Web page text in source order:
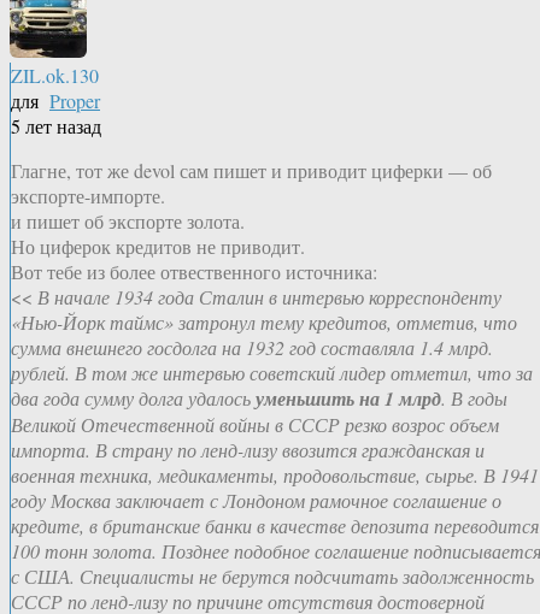
ZIL.ok.130
для Proper
5 лет назад
Глагне, тот же devol сам пишет и приводит циферки — об
экспорте-импорте.
и пишет об экспорте золота.
Но циферок кредитов не приводит.
Вот тебе из более отвественного источника:
<< В начале 1934 года Сталин в интервью корреспонденту
«Нью-Йорк таймс» затронул тему кредитов, отметив, что
сумма внешнего госдолга на 1932 год составляла 1.4 млрд.
рублей. В том же интервью советский лидер отметил, что за
два года сумму долга удалосьуменьшить на 1 млрд. В годы
Великой Отечественной войны в СССР резко возрос объем
импорта. В страну по ленд-лизу ввозится гражданская и
военная техника, медикаменты, продовольствие, сырье. В 1941
году Москва заключает с Лондоном рамочное соглашение о
кредите, в британские банки в качестве депозита переводится
100 тонн золота. Позднее подобное соглашение подписывается
с США. Специалисты не берутся подсчитать задолженность
СССР по ленд-лизу по причине отсутствия достоверной